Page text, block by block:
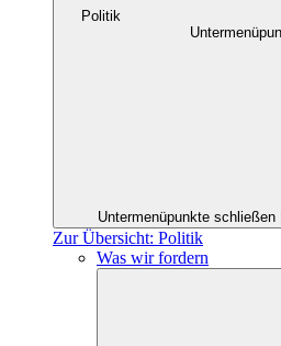
Politik
Untermenüpunkte schließen
Zur Übersicht: Politik
Was wir fordern